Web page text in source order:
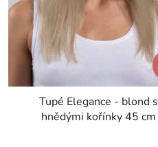
t
Tupé Elegance - blond s
hnědými kořínky 45 cm